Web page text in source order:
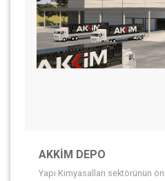
AKKİM DEPO
Yapı Kimyasalları sektörünün